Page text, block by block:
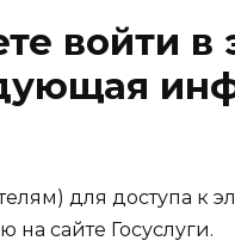
войти в
для доступа к
на сайте Госуслуги.